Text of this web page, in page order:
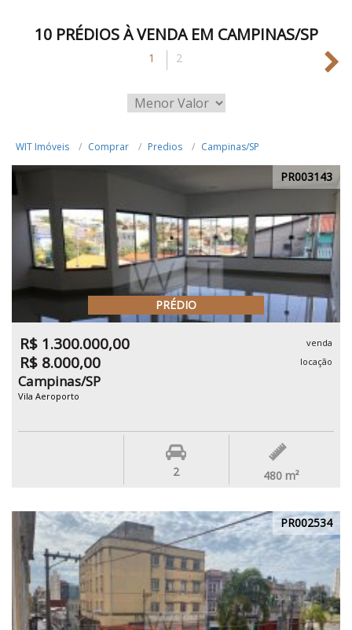
10 PRÉDIOS À VENDA EM CAMPINAS/SP
1 2
WIT Imóveis Comprar Predios Campinas/SP
PR003143
PRÉDIO
R$ 1.300.000,00 venda
R$ 8.000,00 locação
Campinas/SP
Vila Aeroporto
2 480 m²
PR002534